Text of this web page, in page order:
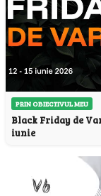
PRIN OBIECTIVUL MEU
Black Friday de
iunie